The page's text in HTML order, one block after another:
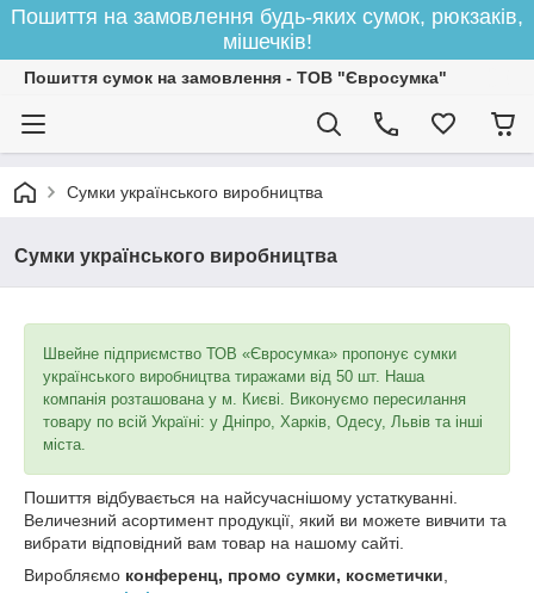
Пошиття на замовлення будь-яких сумок, рюкзаків,
мішечків!
Пошиття сумок на замовлення - ТОВ "Євросумка"
Сумки українського виробництва
Сумки українського виробництва
Швейне підприємство ТОВ «Євросумка» пропонує сумки
українського виробництва тиражами від 50 шт. Наша
компанія розташована у м. Києві. Виконуємо пересилання
товару по всій Україні: у Дніпро, Харків, Одесу, Львів та інші
міста.
Пошиття відбувається на найсучаснішому устаткуванні.
Величезний асортимент продукції, який ви можете вивчити та
вибрати відповідний вам товар на нашому сайті.
Виробляємо конференц, промо сумки, косметички